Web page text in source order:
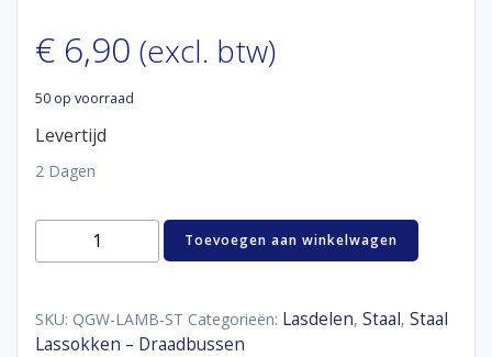
€ 6,90 (excl. btw)
50 op voorraad
Levertijd
2 Dagen
M18x1.5
Toevoegen aan winkelwagen
SKU: QGW-LAMB-ST Categorieën: Lasdelen, Staal, Staal
Lassokken – Draadbussen